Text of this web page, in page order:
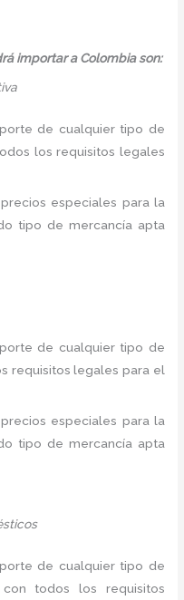
importar a Colombia son:
de cualquier tipo de
los requisitos legales
especiales para la
tipo de mercancía apta
de cualquier tipo de
requisitos legales para el
especiales para la
tipo de mercancía apta
de cualquier tipo de
todos los requisitos